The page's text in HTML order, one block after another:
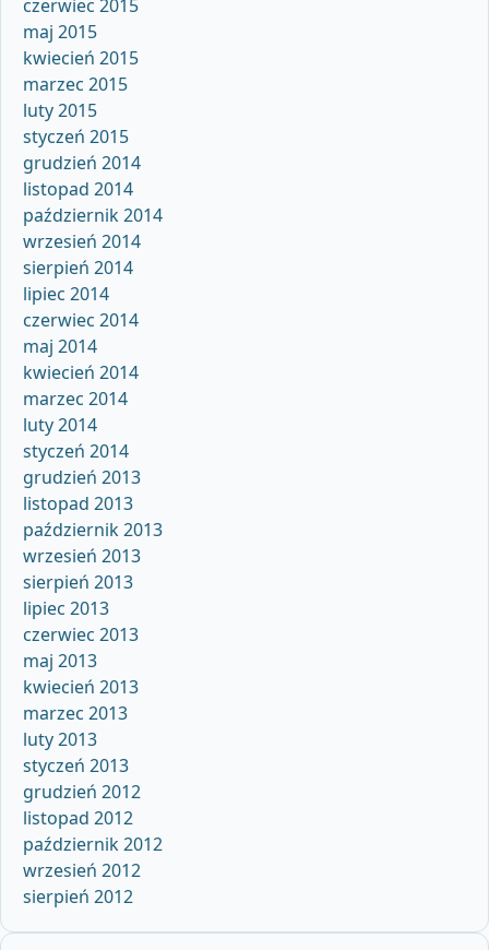
czerwiec 2015
maj 2015
kwiecień 2015
marzec 2015
luty 2015
styczeń 2015
grudzień 2014
listopad 2014
październik 2014
wrzesień 2014
sierpień 2014
lipiec 2014
czerwiec 2014
maj 2014
kwiecień 2014
marzec 2014
luty 2014
styczeń 2014
grudzień 2013
listopad 2013
październik 2013
wrzesień 2013
sierpień 2013
lipiec 2013
czerwiec 2013
maj 2013
kwiecień 2013
marzec 2013
luty 2013
styczeń 2013
grudzień 2012
listopad 2012
październik 2012
wrzesień 2012
sierpień 2012